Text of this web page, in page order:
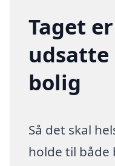
Taget
udsatte
bolig
Så det skal
holde til